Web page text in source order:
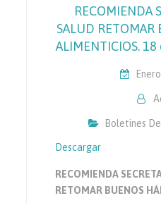
RECOMIENDA
SALUD RETOMAR
ALIMENTICIOS.
Boletines
Descargar
RECOMIENDA
RETOMAR BUENOS